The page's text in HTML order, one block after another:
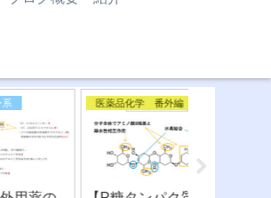
医薬品化学 番外編